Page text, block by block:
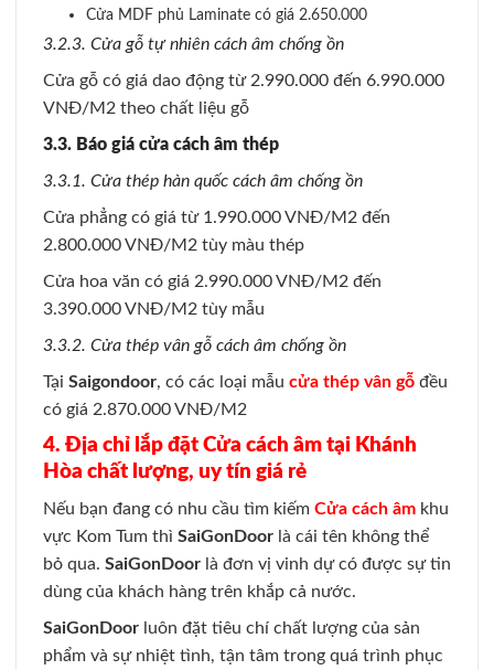
Cửa MDF phủ Laminate có giá 2.650.000
3.2.3. Cửa gỗ tự nhiên cách âm chống ồn
Cửa gỗ có giá dao động từ 2.990.000 đến 6.990.000
VNĐ/M2 theo chất liệu gỗ
3.3. Báo giá cửa cách âm thép
3.3.1. Cửa thép hàn quốc cách âm chống ồn
Cửa phẳng có giá từ 1.990.000 VNĐ/M2 đến
2.800.000 VNĐ/M2 tùy màu thép
Cửa hoa văn có giá 2.990.000 VNĐ/M2 đến
3.390.000 VNĐ/M2 tùy mẫu
3.3.2. Cửa thép vân gỗ cách âm chống ồn
Tại Saigondoor, có các loại mẫu cửa thép vân gỗ đều
có giá 2.870.000 VNĐ/M2
4. Địa chỉ lắp đặt Cửa cách âm tại Khánh
Hòa chất lượng, uy tín giá rẻ
Nếu bạn đang có nhu cầu tìm kiếm Cửa cách âm khu
vực Kom Tum thì SaiGonDoor là cái tên không thể
bỏ qua. SaiGonDoor là đơn vị vinh dự có được sự tin
dùng của khách hàng trên khắp cả nước.
SaiGonDoor luôn đặt tiêu chí chất lượng của sản
phẩm và sự nhiệt tình, tận tâm trong quá trình phục